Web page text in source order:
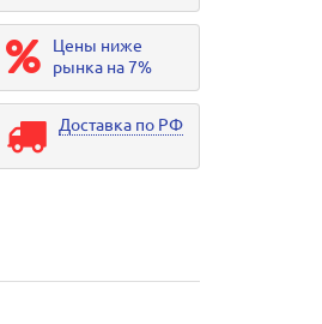
Цены ниже
рынка на 7%
Доставка по РФ